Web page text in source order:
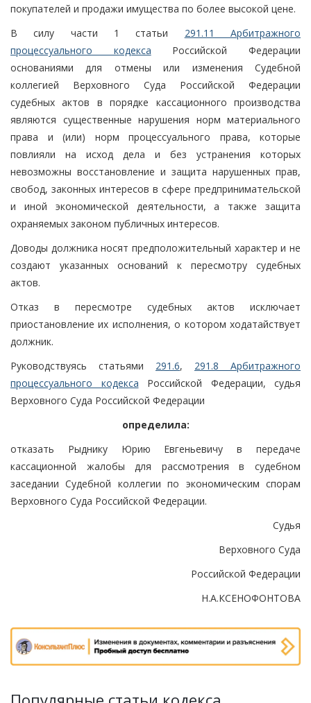
покупателей и продажи имущества по более высокой цене.
В силу части 1 статьи 291.11 Арбитражного
процессуального кодекса Российской Федерации
основаниями для отмены или изменения Судебной
коллегией Верховного Суда Российской Федерации
судебных актов в порядке кассационного производства
являются существенные нарушения норм материального
права и (или) норм процессуального права, которые
повлияли на исход дела и без устранения которых
невозможны восстановление и защита нарушенных прав,
свобод, законных интересов в сфере предпринимательской
и иной экономической деятельности, а также защита
охраняемых законом публичных интересов.
Доводы должника носят предположительный характер и не
создают указанных оснований к пересмотру судебных
актов.
Отказ в пересмотре судебных актов исключает
приостановление их исполнения, о котором ходатайствует
должник.
Руководствуясь статьями 291.6, 291.8 Арбитражного
процессуального кодекса Российской Федерации, судья
Верховного Суда Российской Федерации
определила:
отказать Рыднику Юрию Евгеньевичу в передаче
кассационной жалобы для рассмотрения в судебном
заседании Судебной коллегии по экономическим спорам
Верховного Суда Российской Федерации.
Судья
Верховного Суда
Российской Федерации
Н.А.КСЕНОФОНТОВА